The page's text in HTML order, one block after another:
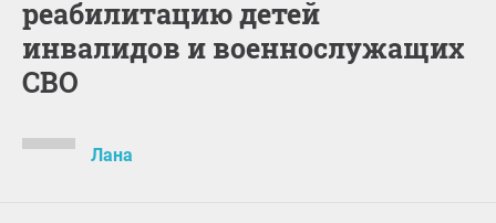
реабилитацию детей
инвалидов и военнослужащих
СВО
Лана